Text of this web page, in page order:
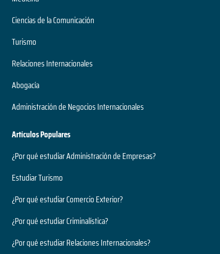
Presencial
Modalidad
Ingeniería Civil Acústica
5 años
Duración
Grado
Nivel
Modalidad
Ingeniería Civil Electrónica
Duración
Nivel
Modalidad
2 años
Duración
Magíster
Nivel
Presencial
Modalidad
Medio Ambiente y Bioseguridad
Duración
Nivel
Modalidad
Duración
Ciencias de la Comunicación
Turismo
Relaciones Internacionales
Abogacía
Administración de Negocios Internacionales
Artículos Populares
¿Por qué estudiar Administración de Empresas?
Estudiar Turismo
¿Por qué estudiar Comercio Exterior?
¿Por qué estudiar Criminalística?
¿Por qué estudiar Relaciones Internacionales?